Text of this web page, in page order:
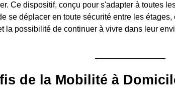
Ce dispositif, conçu pour s'adapter à toutes
se déplacer en toute sécurité entre les
la possibilité de continuer à vivre dans leur
de la Mobilité à